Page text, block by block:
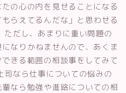
の心の内を見せることになる
らえてるんだな」と思わせる
ただし、あまりに重い問題の
なりかねませんので、あくま
きる範囲の相談事をしてみて
司なら仕事についての悩みの
なら勉強や進路についての相